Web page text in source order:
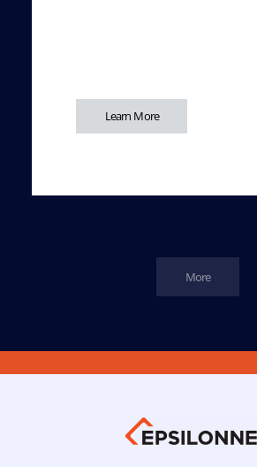
Learn More
More